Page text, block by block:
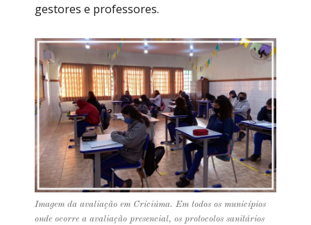
gestores e professores.
Imagem da avaliação em Criciúma. Em todos os municípios
onde ocorre a avaliação presencial, os protocolos sanitários